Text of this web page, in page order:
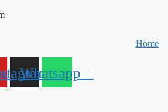
Home
Whatsapp